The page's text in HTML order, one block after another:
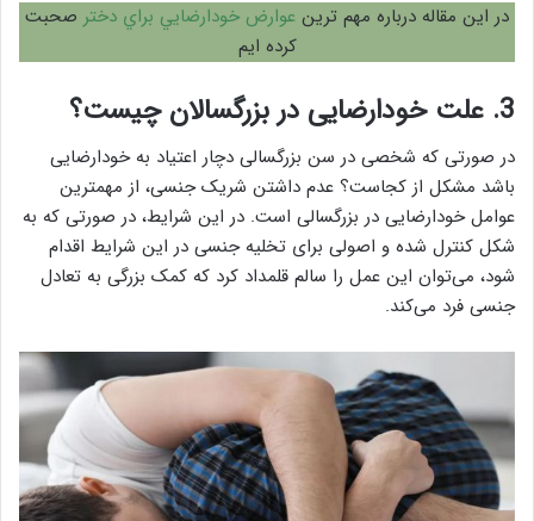
در این مقاله درباره مهم ترین عوارض خودارضايي براي دختر صحبت
کرده ایم
3. علت خودارضایی در بزرگسالان چیست؟
در صورتی که شخصی در سن بزرگسالی دچار اعتیاد به خودارضایی
باشد مشکل از کجاست؟ عدم داشتن شریک جنسی، از مهمترین
عوامل خودارضایی در بزرگسالی است. در این شرایط، در صورتی که به
شکل کنترل شده و اصولی برای تخلیه جنسی در این شرایط اقدام
شود، می‌توان این عمل را سالم قلمداد کرد که کمک بزرگی به تعادل
جنسی فرد می‌کند.